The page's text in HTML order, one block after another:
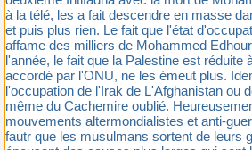
à la télé, les a fait descendre en masse
et puis plus rien. Le fait que l'état
affame des milliers de Mohammed
l'année, le fait que la Palestine est réduite
accordé par l'ONU, ne les émeut plus.
l'occupation de l'Irak de L'Afghanistan ou
même du Cachemire oublié.
mouvements altermondialistes et anti-
fautr que les musulmans sortent de leurs